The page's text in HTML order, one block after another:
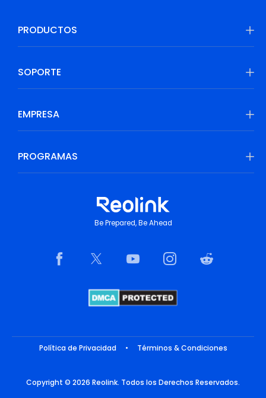
PRODUCTOS
SOPORTE
EMPRESA
PROGRAMAS
Be Prepared, Be Ahead
Política de Privacidad • Términos & Condiciones
Copyright © 2026 Reolink. Todos los Derechos Reservados.